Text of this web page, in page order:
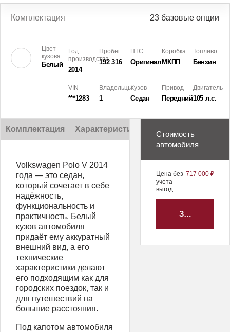
Комплектация 23 базовые опции
Цвет
кузова
Белый
Год
производства
2014
Пробег
192 316
ПТС
Оригинал
Коробка
МКПП
Топливо
Бензин
VIN
***1283
Владельцы
1
Кузов
Седан
Привод
Передний
Двигатель
105 л.с.
Комплектация Характеристики
Volkswagen Polo V 2014
года — это седан,
который сочетает в себе
надёжность,
функциональность и
практичность. Белый
кузов автомобиля
придаёт ему аккуратный
внешний вид, а его
технические
характеристики делают
его подходящим как для
городских поездок, так и
для путешествий на
большие расстояния.
Под капотом автомобиля
Стоимость
автомобиля
Цена без
учета
выгод
717 000 ₽